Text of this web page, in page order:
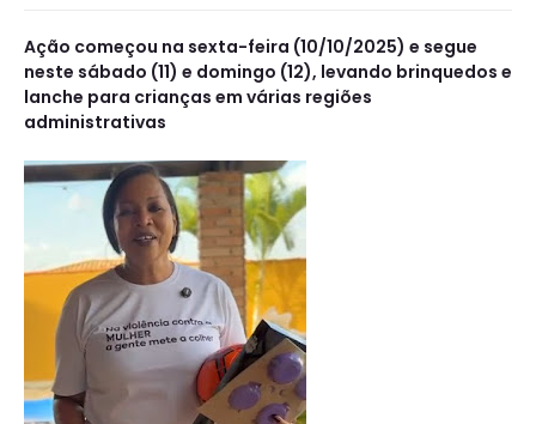
Ação começou na sexta-feira (10/10/2025) e segue
neste sábado (11) e domingo (12), levando brinquedos e
lanche para crianças em várias regiões
administrativas